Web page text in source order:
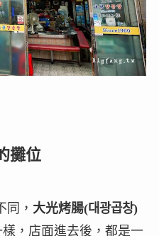
攤位
同， 大光烤腸(대광곱창)
樣，店面進去後，都是一